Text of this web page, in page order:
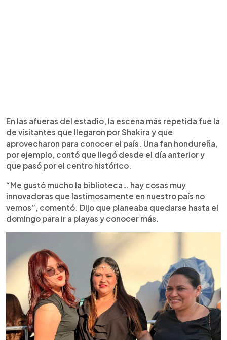
En las afueras del estadio, la escena más repetida fue la
de visitantes que llegaron por Shakira y que
aprovecharon para conocer el país. Una fan hondureña,
por ejemplo, contó que llegó desde el día anterior y
que pasó por el centro histórico.
“Me gustó mucho la biblioteca… hay cosas muy
innovadoras que lastimosamente en nuestro país no
vemos”, comentó. Dijo que planeaba quedarse hasta el
domingo para ir a playas y conocer más.